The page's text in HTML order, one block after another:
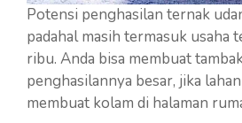
Potensi penghasilan ternak
padahal masih termasuk usaha
ribu. Anda bisa membuat
penghasilannya besar, jika
membuat kolam di halaman